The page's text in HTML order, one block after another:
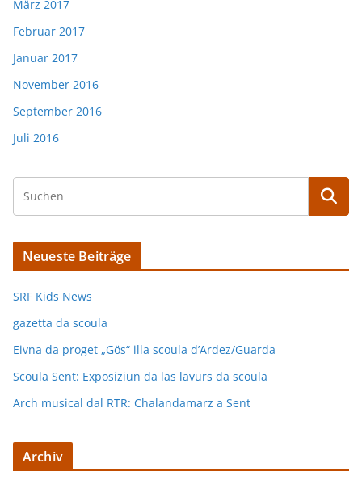
März 2017
Februar 2017
Januar 2017
November 2016
September 2016
Juli 2016
Neueste Beiträge
SRF Kids News
gazetta da scoula
Eivna da proget „Gös“ illa scoula d’Ardez/Guarda
Scoula Sent: Exposiziun da las lavurs da scoula
Arch musical dal RTR: Chalandamarz a Sent
Archiv